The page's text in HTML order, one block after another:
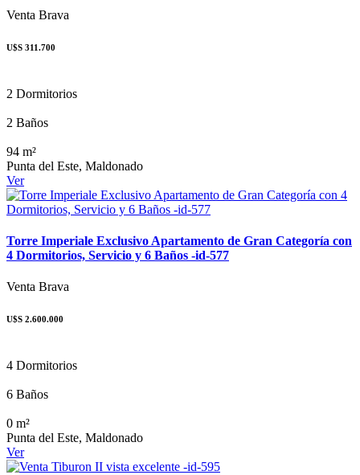
Venta Brava
U$S 311.700
2 Dormitorios
2 Baños
94 m²
Punta del Este, Maldonado
Ver
Torre Imperiale Exclusivo Apartamento de Gran Categoría con
4 Dormitorios, Servicio y 6 Baños -id-577
Venta Brava
U$S 2.600.000
4 Dormitorios
6 Baños
0 m²
Punta del Este, Maldonado
Ver